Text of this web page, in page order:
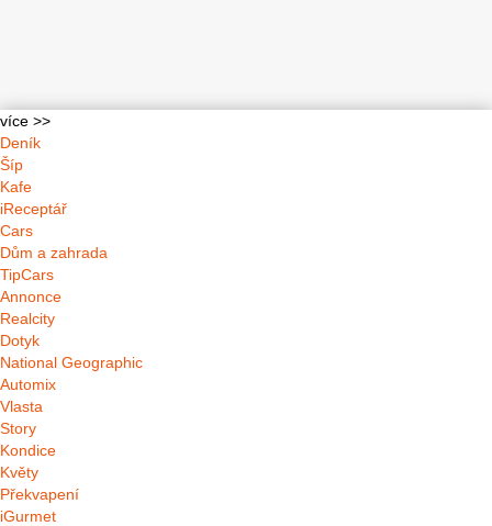
více >>
Deník
Šíp
Kafe
iReceptář
Cars
Dům a zahrada
TipCars
Annonce
Realcity
Dotyk
National Geographic
Automix
Vlasta
Story
Kondice
Květy
Překvapení
iGurmet